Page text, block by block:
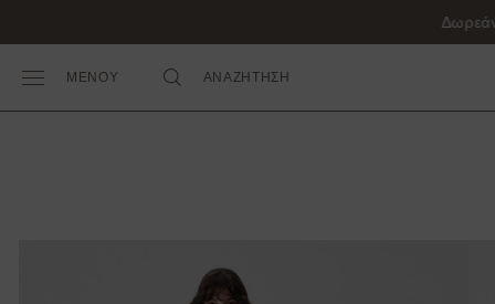
Toggle Main Menu
ΜΕΝΟΥ ΑΝΑΖΗΤΗΣΗ